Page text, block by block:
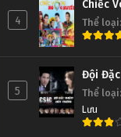
4
Chiếc
Thể loại:
5
Đội
Thể loại:
Lưu